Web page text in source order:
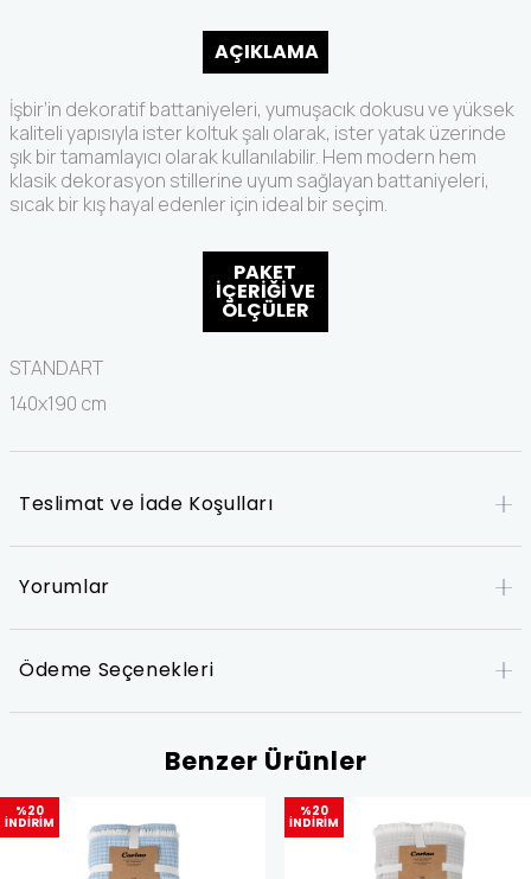
AÇIKLAMA
İşbir’in dekoratif battaniyeleri, yumuşacık dokusu ve yüksek
kaliteli yapısıyla ister koltuk şalı olarak, ister yatak üzerinde
şık bir tamamlayıcı olarak kullanılabilir. Hem modern hem
klasik dekorasyon stillerine uyum sağlayan battaniyeleri,
sıcak bir kış hayal edenler için ideal bir seçim.
PAKET
İÇERİĞİ VE
ÖLÇÜLER
STANDART
140x190 cm
Teslimat ve İade Koşulları
Yorumlar
Ödeme Seçenekleri
Benzer Ürünler
%20
İNDİRİM
%20
İNDİRİM